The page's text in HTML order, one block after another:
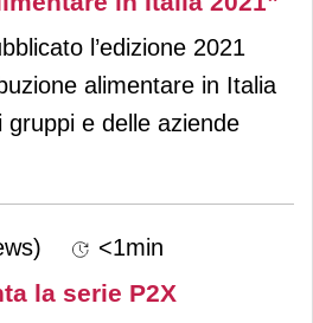
l’edizione 2021
alimentare in Italia
e delle aziende
<1min
la serie P2X